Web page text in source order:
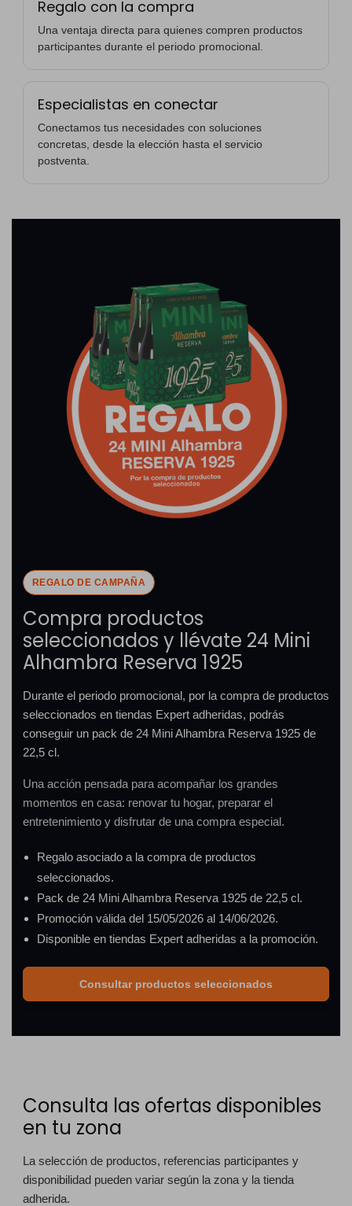
Regalo con la compra
Una ventaja directa para quienes compren productos
participantes durante el periodo promocional.
Especialistas en conectar
Conectamos tus necesidades con soluciones
concretas, desde la elección hasta el servicio
postventa.
REGALO DE CAMPAÑA
Compra productos
seleccionados y llévate 24 Mini
Alhambra Reserva 1925
Durante el periodo promocional, por la compra de productos
seleccionados en tiendas Expert adheridas, podrás
conseguir un pack de 24 Mini Alhambra Reserva 1925 de
22,5 cl.
Una acción pensada para acompañar los grandes
momentos en casa: renovar tu hogar, preparar el
entretenimiento y disfrutar de una compra especial.
Regalo asociado a la compra de productos
seleccionados.
Pack de 24 Mini Alhambra Reserva 1925 de 22,5 cl.
Promoción válida del 15/05/2026 al 14/06/2026.
Disponible en tiendas Expert adheridas a la promoción.
Consultar productos seleccionados
Consulta las ofertas disponibles
en tu zona
La selección de productos, referencias participantes y
disponibilidad pueden variar según la zona y la tienda
adherida.